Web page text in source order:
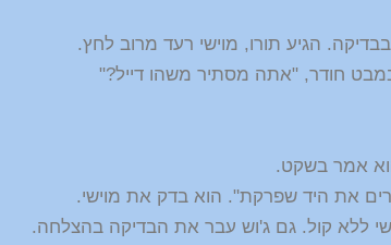
הגיע תורו, מוישי רעד מרוב לחץ.
חודר, "אתה מסתיר משהו דייל?"
אמר בשקט.
את היד שפרקת". הוא בדק את מוישי.
ללא קול. גם ג'וש עבר את הבדיקה בהצלחה.